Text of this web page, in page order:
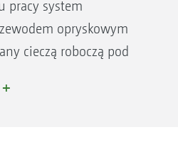
pracy system
opryskowym
cieczą roboczą pod
są zawsze